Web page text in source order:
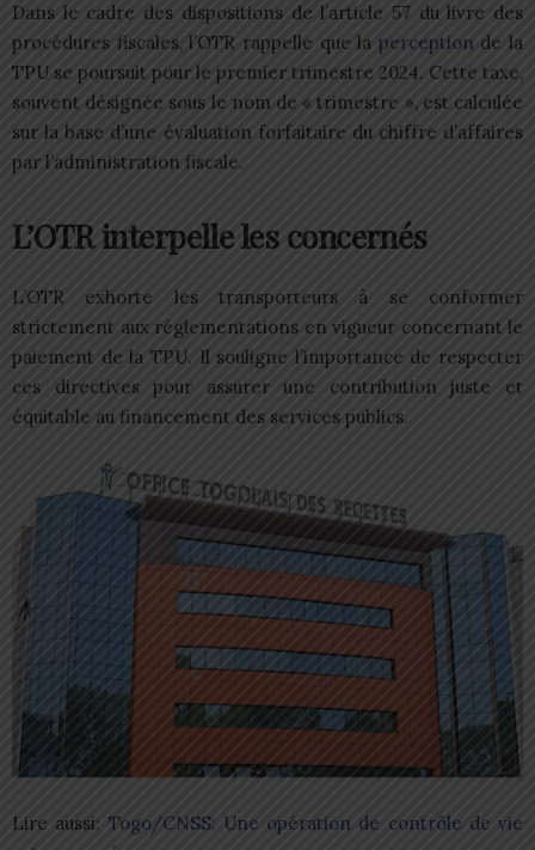
Dans le cadre des dispositions de l’article 57 du livre des
procédures fiscales, l’OTR rappelle que la perceptionde la
TPU se poursuit pour le premier trimestre 2024. Cette taxe,
souvent désignée sous le nom de « trimestre », est calculée
sur la base d’une évaluation forfaitaire du chiffre d’affaires
par l’administration fiscale.
L’OTR interpelle les concernés
L’OTR exhorte les transporteurs à se conformer
strictement aux réglementations en vigueur concernant le
paiement de la TPU. Il souligne l’importance de respecter
ces directives pour assurer une contribution juste et
équitable au financement des services publics.
Lire aussi: Togo/CNSS: Une opération de contrôle de vie